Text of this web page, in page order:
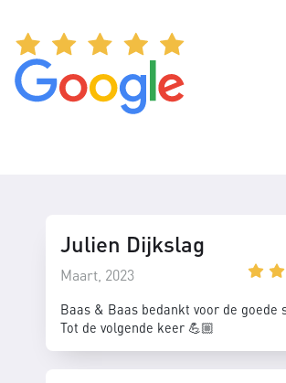
Julien Dijkslag
Maart, 2023
Baas & Baas bedankt voor de goede
Tot de volgende keer 💪🏼